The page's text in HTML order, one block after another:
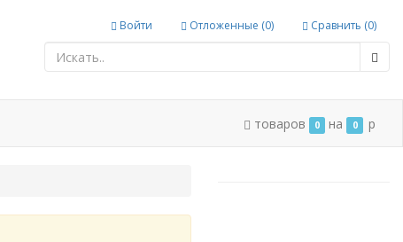
Войти Отложенные (0) Сравнить (0)
товаров 0 на 0 p